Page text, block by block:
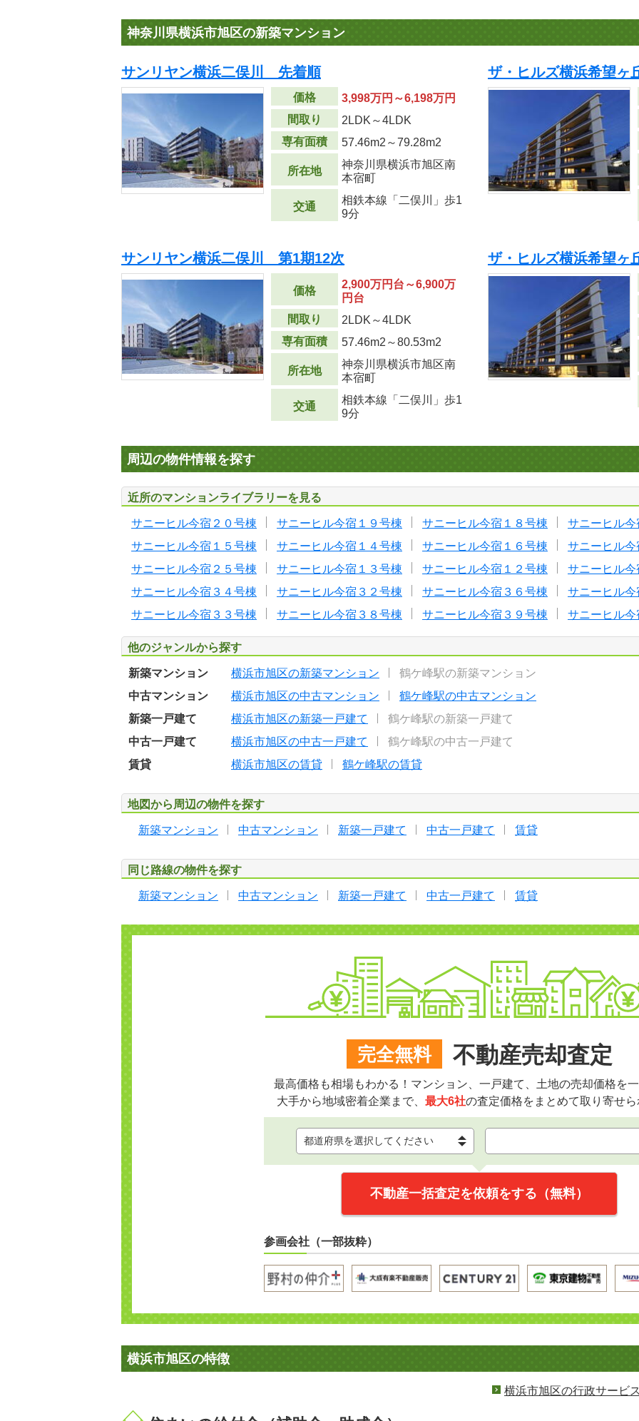
神奈川県横浜市旭区の新築マンション
サンリヤン横浜二俣川 先着順
価格
3,998万円～6,198万円
間取り
2LDK～4LDK
専有面積
57.46m2 ～79.28m2
所在地
神奈川県横浜市旭区南
本宿町
交通
相鉄本線「二俣川」歩1
9分
ザ・ヒルズ横浜希望ヶ
サンリヤン横浜二俣川 第1期12次
価格
2,900万円台～6,900万
円台
間取り
2LDK～4LDK
専有面積
57.46m2 ～80.53m2
所在地
神奈川県横浜市旭区南
本宿町
交通
相鉄本線「二俣川」歩1
9分
ザ・ヒルズ横浜希望ヶ
周辺の物件情報を探す
近所のマンションライブラリーを見る
サニーヒル今宿２０号棟 サニーヒル今宿１９号棟 サニーヒル今宿１８号棟
サニーヒル今
サニーヒル今宿１５号棟
サニーヒル今宿１４号棟 サニーヒル今宿１６号棟
サニーヒル今
サニーヒル今宿２５号棟
サニーヒル今宿１３号棟 サニーヒル今宿１２号棟
サニーヒル今
サニーヒル今宿３４号棟
サニーヒル今宿３２号棟 サニーヒル今宿３６号棟
サニーヒル今
サニーヒル今宿３３号棟
サニーヒル今宿３８号棟 サニーヒル今宿３９号棟 サニーヒル今
他のジャンルから探す
新築マンション 横浜市旭区の新築マンション
鶴ケ峰駅の新築マンション
中古マンション
横浜市旭区の中古マンション
鶴ケ峰駅の中古マンション
新築一戸建て
横浜市旭区の新築一戸建て
鶴ケ峰駅の新築一戸建て
中古一戸建て
横浜市旭区の中古一戸建て
鶴ケ峰駅の中古一戸建て
賃貸
横浜市旭区の賃貸 鶴ケ峰駅の賃貸
地図から周辺の物件を探す
新築マンション 中古マンション 新築一戸建て 中古一戸建て 賃貸
同じ路線の物件を探す
新築マンション 中古マンション 新築一戸建て 中古一戸建て 賃貸
完全無料 不動産売却査定
最高価格も相場もわかる！マンション、一戸建て、土地の売却価格を一
大手から地域密着企業まで、 最大6社の査定価格をまとめて取り寄せら
不動産一括査定を依頼をする（無料）
参画会社（一部抜粋）
横浜市旭区の特徴
横浜市旭区の行政サービ